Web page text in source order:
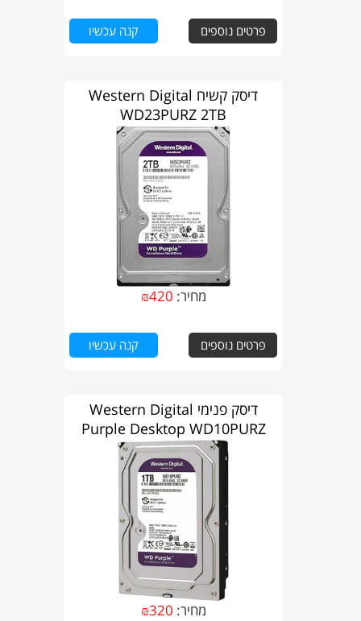
פרטים נוספים קנה עכשיו
דיסק קשיח Western Digital
WD23PURZ 2TB
מחיר: ₪420
פרטים נוספים קנה עכשיו
דיסק פנימי Western Digital
Purple Desktop WD10PURZ
1TB
מחיר: ₪320